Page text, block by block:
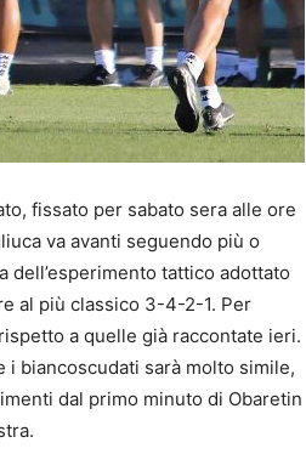
fissato per sabato sera alle ore
va avanti seguendo più o
dell’esperimento tattico adottato
al più classico 3-4-2-1. Per
a quelle già raccontate ieri.
i biancoscudati sarà molto simile,
dal primo minuto di Obaretin